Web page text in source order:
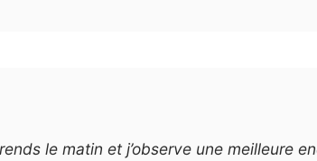
le matin et j’observe une meilleure